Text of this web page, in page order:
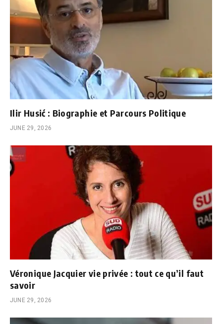
Ilir Husić : Biographie et Parcours Politique
JUNE 29, 2026
Véronique Jacquier vie privée : tout ce qu’il faut
savoir
JUNE 29, 2026